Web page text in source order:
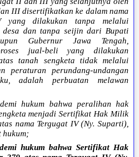
III disertifikatkan ke dalam nama
yang dilakukan tanpa melalui
desa dan tanpa seijin dari Bupati
Gubernur Jawa Tengah,
jual-beli yang dilakukan
tanah sengketa tidak melalui
peraturan perundang-undangan
adalah perbuatan melawan
hukum bahwa peralihan hak
menjadi Sertifikat Hak Milik
nama Tergugat IV (Ny. Suparti),
hukum;
hukum bahwa Sertifikat Hak